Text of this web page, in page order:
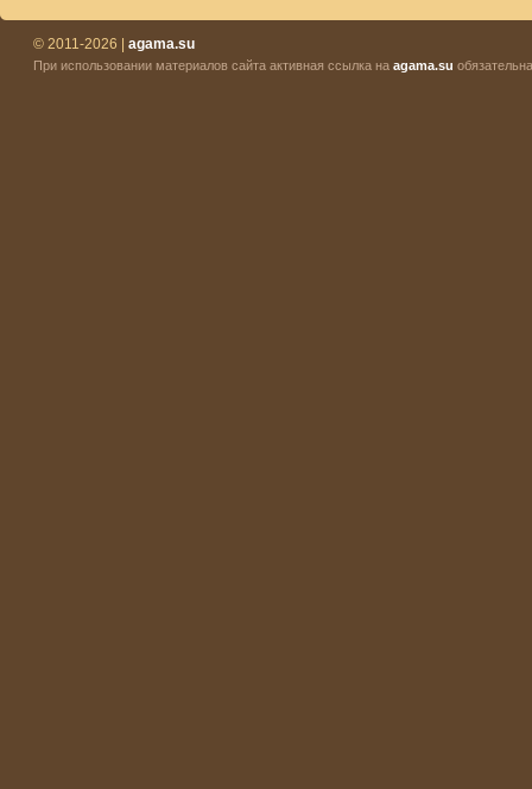
© 2011-2026 | agama.su
При использовании материалов сайта активная ссылка на agama.su